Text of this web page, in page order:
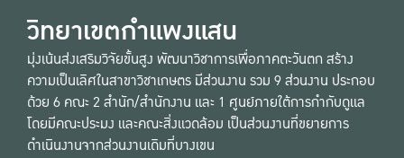
วิทยาเขตกำแพงแสน
มุ่งเน้นส่งเสริมวิจัยขั้นสูง พัฒนาวิชาการเพื่อภาคตะวันตก สร้าง
ความเป็นเลิศในสาขาวิชาเกษตร มีส่วนงาน รวม 9 ส่วนงาน ประกอบ
ด้วย 6 คณะ 2 สำนัก/สำนักงาน และ 1 ศูนย์ภายใต้การกำกับดูแล
โดยมีคณะประมง และคณะสิ่งแวดล้อม เป็นส่วนงานที่ขยายการ
ดำเนินงานจากส่วนงานเดิมที่บางเขน